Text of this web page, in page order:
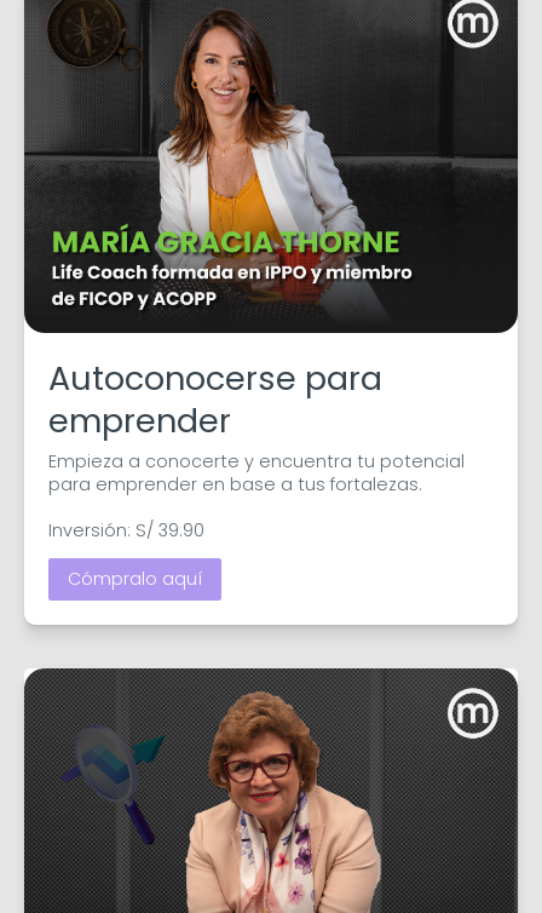
Autoconocerse para
emprender
Empieza a conocerte y encuentra tu potencial
para emprender en base a tus fortalezas.
Inversión: S/ 39.90
Cómpralo aquí